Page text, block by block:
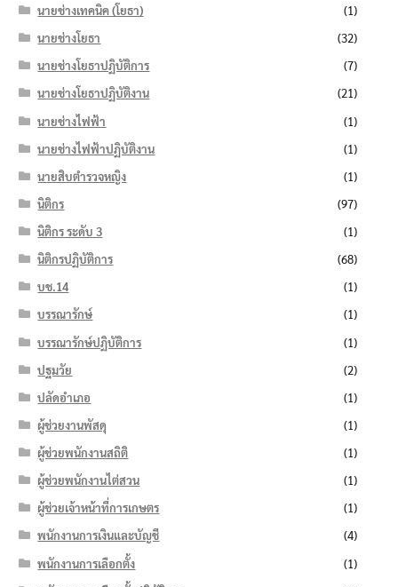
นายช่างเทคนิค (โยธา)
(1)
นายช่างโยธา
(32)
นายช่างโยธาปฏิบัติการ
(7)
นายช่างโยธาปฏิบัติงาน
(21)
นายช่างไฟฟ้า
(1)
นายช่างไฟฟ้าปฏิบัติงาน
(1)
นายสิบตำรวจหญิง
(1)
นิติกร
(97)
นิติกร ระดับ 3
(1)
นิติกรปฏิบัติการ
(68)
บช.14
(1)
บรรณารักษ์
(1)
บรรณารักษ์ปฏิบัติการ
(1)
ปฐมวัย
(2)
ปลัดอำเภอ
(1)
ผู้ช่วยงานพัสดุ
(1)
ผู้ช่วยพนักงานสถิติ
(1)
ผู้ช่วยพนักงานไต่สวน
(1)
ผู้ช่วยเจ้าหน้าที่การเกษตร
(1)
พนักงานการเงินและบัญชี
(4)
พนักงานการเลือกตั้ง
(1)